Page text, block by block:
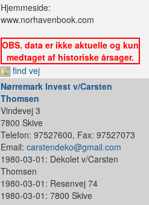
Hjemmeside:
www.norhavenbook.com
OBS. data er ikke aktuelle og kun
medtaget af historiske årsager.
find vej
Nørremark Invest v/Carsten
Thomsen
Vindevej 3
7800 Skive
Telefon: 97527600, Fax: 97527073
Email: carstendeko@gmail.com
1980-03-01: Dekolet v/Carsten
Thomsen
1980-03-01: Resenvej 74
1980-03-01: 7800 Skive